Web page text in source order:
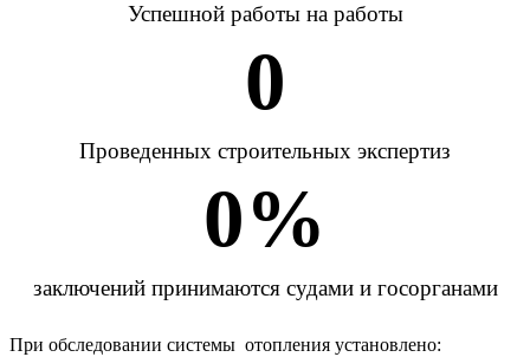
Успешной работы на работы
0
Проведенных строительных экспертиз
0%
заключений принимаются судами и госорганами
При обследовании системы отопления установлено: